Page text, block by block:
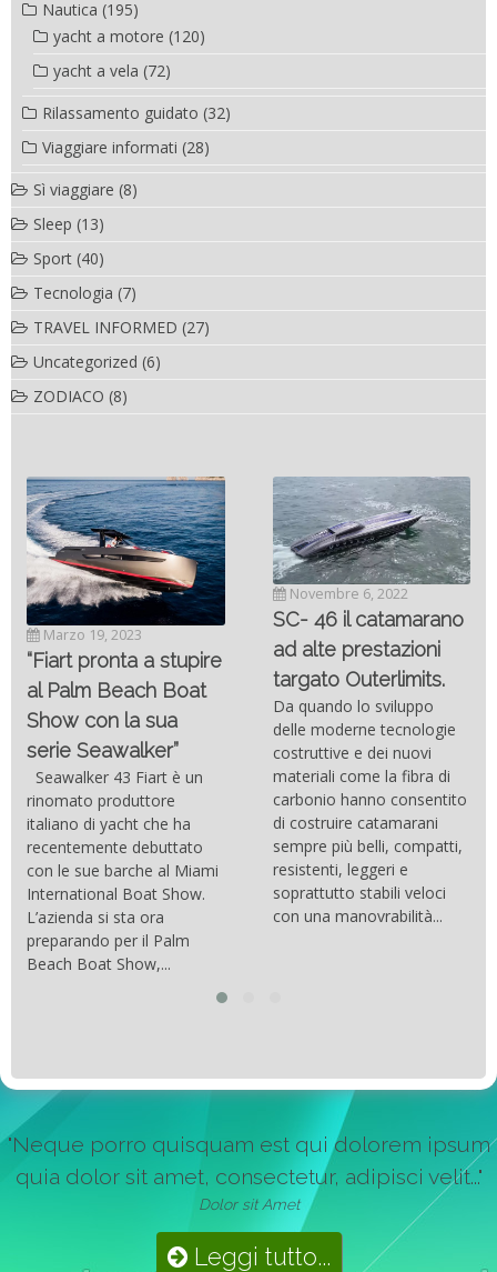
Nautica (195)
yacht a motore (120)
yacht a vela (72)
Rilassamento guidato (32)
Viaggiare informati (28)
Sì viaggiare (8)
Sleep (13)
Sport (40)
Tecnologia (7)
TRAVEL INFORMED (27)
Uncategorized (6)
ZODIACO (8)
Marzo 19, 2023
“Fiart pronta a stupire
al Palm Beach Boat
Show con la sua
serie Seawalker”
Seawalker 43 Fiart è un
rinomato produttore
italiano di yacht che ha
recentemente debuttato
con le sue barche al Miami
International Boat Show.
L’azienda si sta ora
preparando per il Palm
Beach Boat Show,...
Novembre 6, 2022
SC- 46 il catamarano
ad alte prestazioni
targato Outerlimits.
Da quando lo sviluppo
delle moderne tecnologie
costruttive e dei nuovi
materiali come la fibra di
carbonio hanno consentito
di costruire catamarani
sempre più belli, compatti,
resistenti, leggeri e
soprattutto stabili veloci
con una manovrabilità...
"Neque porro quisquam est qui dolorem ipsum
quia dolor sit amet, consectetur, adipisci velit..."
Dolor sit Amet
Leggi tutto...